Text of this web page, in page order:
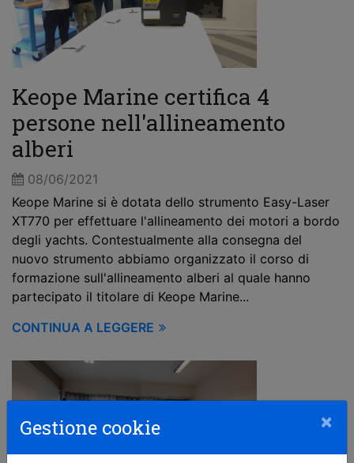
Keope Marine certifica 4
persone nell'allineamento
alberi
08/06/2021
Keope Marine si è dotata dello strumento Easy-Laser
XT770 per effettuare l'allineamento dei motori a bordo
degli yachts. Contestualmente alla consegna del
nuovo strumento abbiamo organizzato il corso di
formazione sull'allineamento alberi al quale hanno
partecipato il titolare di Keope Marine...
CONTINUA A LEGGERE
Gestione cookie ×